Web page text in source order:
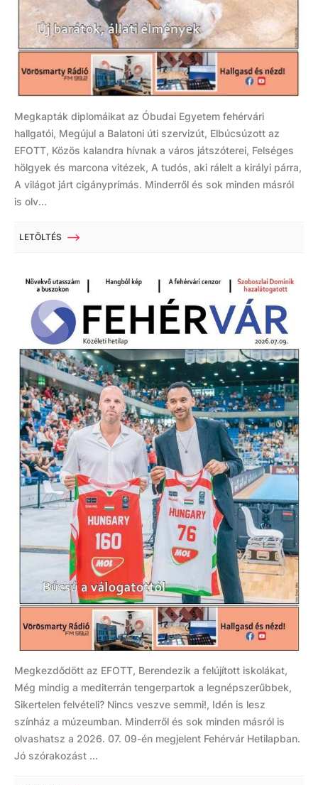
Megkapták diplomáikat az Óbudai Egyetem fehérvári
hallgatói, Megújul a Balatoni úti szervizút, Elbúcsúzott az
EFOTT, Közös kalandra hívnak a város játszóterei, Felséges
hölgyek és marcona vitézek, A tudós, aki rálelt a királyi párra,
A világot járt cigányprímás. Minderről és sok minden másról
is olv...
LETÖLTÉS
Megkezdődött az EFOTT, Berendezik a felújított iskolákat,
Még mindig a mediterrán tengerpartok a legnépszerűbbek,
Sikertelen felvételi? Nincs veszve semmi!, Idén is lesz
színház a múzeumban. Minderről és sok minden másról is
olvashatsz a 2026. 07. 09-én megjelent Fehérvár Hetilapban.
Jó szórakozást ...